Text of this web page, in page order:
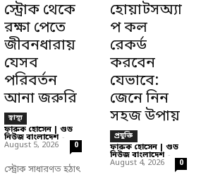
স্ট্রোক থেকে
রক্ষা পেতে
জীবনধারায়
যেসব
পরিবর্তন
আনা জরুরি
স্বাস্থ্য
ফারুক হোসেন | গুড
নিউজ বাংলাদেশ -
August 5, 2026 0
স্ট্রোক সাধারণত হঠাৎ
হোয়াটসঅ্যা
প কল
রেকর্ড
করবেন
যেভাবে:
জেনে নিন
সহজ উপায়
প্রযুক্তি
ফারুক হোসেন | গুড
নিউজ বাংলাদেশ -
August 4, 2026 0